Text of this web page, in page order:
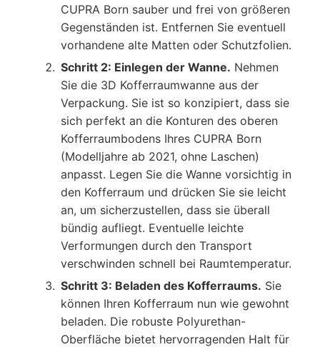
CUPRA Born sauber und frei von größeren
Gegenständen ist. Entfernen Sie eventuell
vorhandene alte Matten oder Schutzfolien.
Schritt 2: Einlegen der Wanne. Nehmen
Sie die 3D Kofferraumwanne aus der
Verpackung. Sie ist so konzipiert, dass sie
sich perfekt an die Konturen des oberen
Kofferraumbodens Ihres CUPRA Born
(Modelljahre ab 2021, ohne Laschen)
anpasst. Legen Sie die Wanne vorsichtig in
den Kofferraum und drücken Sie sie leicht
an, um sicherzustellen, dass sie überall
bündig aufliegt. Eventuelle leichte
Verformungen durch den Transport
verschwinden schnell bei Raumtemperatur.
Schritt 3: Beladen des Kofferraums. Sie
können Ihren Kofferraum nun wie gewohnt
beladen. Die robuste Polyurethan-
Oberfläche bietet hervorragenden Halt für